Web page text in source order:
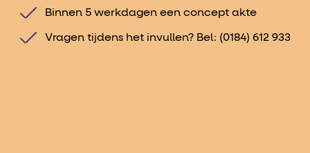
Binnen 5 werkdagen een concept akte
Vragen tijdens het invullen? Bel: (0184) 612 933